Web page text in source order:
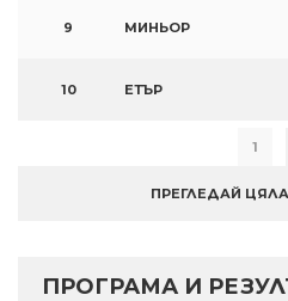
9 МИНЬОР
10 ЕТЪР
1
ПРЕГЛЕДАЙ
ПРОГРАМА И